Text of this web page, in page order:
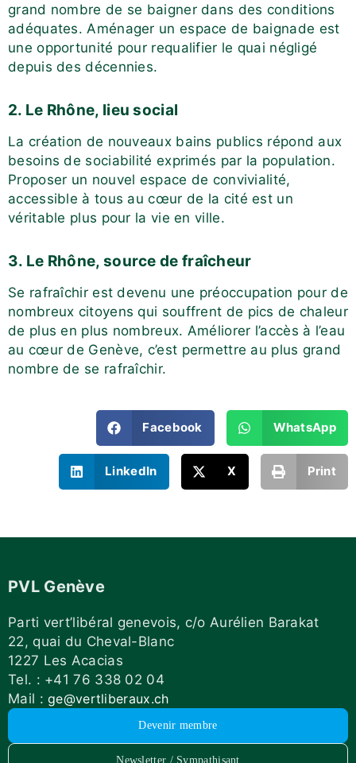
grand nombre de se baigner dans des conditions
adéquates. Aménager un espace de baignade est
une opportunité pour requalifier le quai négligé
depuis des décennies.
2. Le Rhône, lieu social
La création de nouveaux bains publics répond aux
besoins de sociabilité exprimés par la population.
Proposer un nouvel espace de convivialité,
accessible à tous au cœur de la cité est un
véritable plus pour la vie en ville.
3. Le Rhône, source de fraîcheur
Se rafraîchir est devenu une préoccupation pour de
nombreux citoyens qui souffrent de pics de chaleur
de plus en plus nombreux. Améliorer l’accès à l’eau
au cœur de Genève, c’est permettre au plus grand
nombre de se rafraîchir.
Facebook WhatsApp
LinkedIn X Print
PVL Genève
Parti vert’libéral genevois, c/o Aurélien Barakat
22, quai du Cheval-Blanc
1227 Les Acacias
Tel. : +41 76 338 02 04
Mail :ge@vertliberaux.ch
Devenir membre
Newsletter / Sympathisant